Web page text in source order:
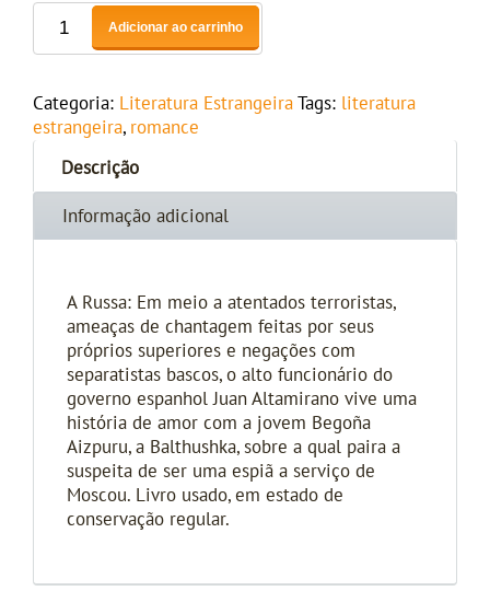
Adicionar ao carrinho
Categoria: Literatura Estrangeira Tags: literatura
estrangeira, romance
Descrição
Informação adicional
A Russa: Em meio a atentados terroristas,
ameaças de chantagem feitas por seus
próprios superiores e negações com
separatistas bascos, o alto funcionário do
governo espanhol Juan Altamirano vive uma
história de amor com a jovem Begoña
Aizpuru, a Balthushka, sobre a qual paira a
suspeita de ser uma espiã a serviço de
Moscou. Livro usado, em estado de
conservação regular.